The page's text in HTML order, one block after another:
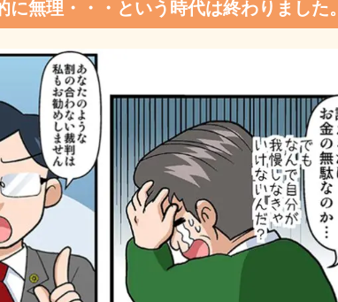
に無理・・・という時代は終わりました。